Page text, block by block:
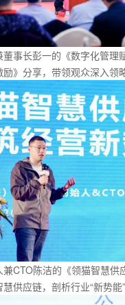
董事长彭一的《数字化管理
》分享，带领观众深入领
CTO陈洁的《领猫智慧供
供应链，剖析行业“新势能”